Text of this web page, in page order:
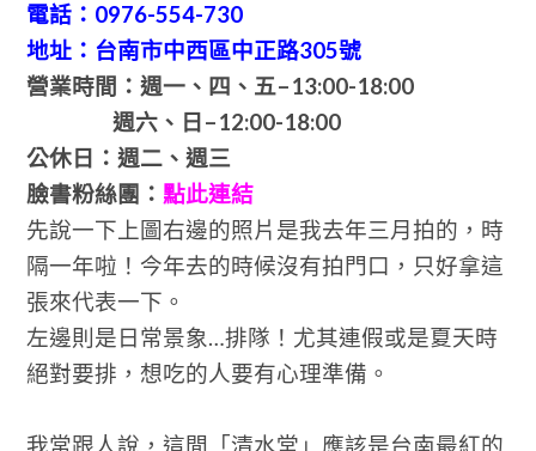
電話：0976-554-730
地址：台南市中西區中正路305號
營業時間：週一、四、五–13:00-18:00
週六、日–12:00-18:00
公休日：週二、週三
臉書粉絲團： 點此連結
先說一下上圖右邊的照片是我去年三月拍的，時
隔一年啦！今年去的時候沒有拍門口，只好拿這
張來代表一下。
左邊則是日常景象…排隊！尤其連假或是夏天時
絕對要排，想吃的人要有心理準備。
我常跟人說，這間「清水堂」應該是台南最紅的